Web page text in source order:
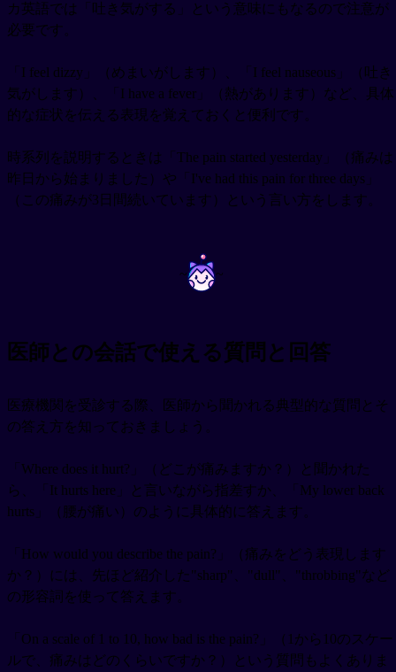
カ英語では「吐き気がする」という意味にもなるので注意が
必要です。
「I feel dizzy」（めまいがします）、「I feel nauseous」（吐き
気がします）、「I have a fever」（熱があります）など、具体
的な症状を伝える表現を覚えておくと便利です。
時系列を説明するときは「The pain started yesterday」（痛みは
昨日から始まりました）や「I've had this pain for three days」
（この痛みが3日間続いています）という言い方をします。
~ ~
医師との会話で使える質問と回答
医療機関を受診する際、医師から聞かれる典型的な質問とそ
の答え方を知っておきましょう。
「Where does it hurt?」（どこが痛みますか？）と聞かれた
ら、「It hurts here」と言いながら指差すか、「My lower back
hurts」（腰が痛い）のように具体的に答えます。
「How would you describe the pain?」（痛みをどう表現します
か？）には、先ほど紹介した"sharp"、"dull"、"throbbing"など
の形容詞を使って答えます。
「On a scale of 1 to 10, how bad is the pain?」（1から10のスケー
ルで、痛みはどのくらいですか？）という質問もよくありま